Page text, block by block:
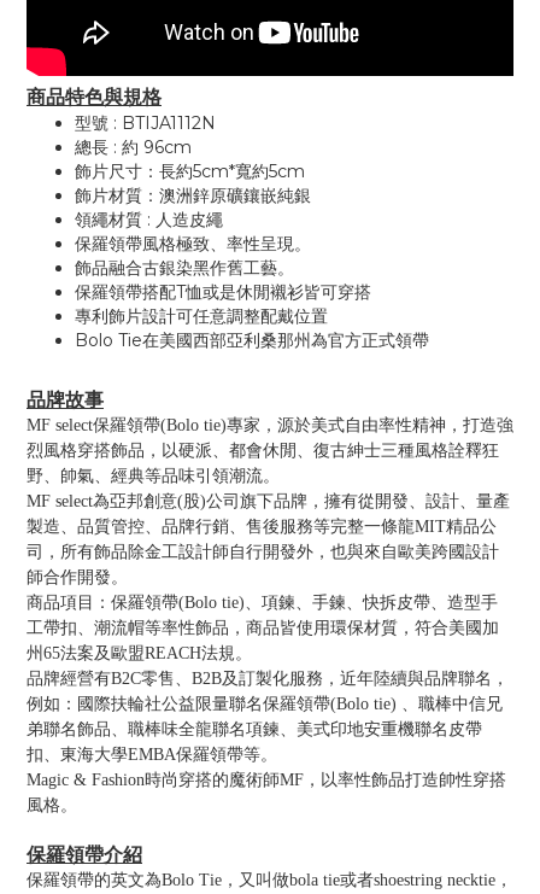
商品特色與規格
型號 : BTIJA1112N
總長 : 約 96cm
飾片尺寸：長約5cm*寬約5cm
飾片材質：澳洲鋅原礦鑲嵌純銀
領繩材質 : 人造皮繩
保羅領帶風格極致、率性呈現。
飾品融合古銀染黑作舊工藝。
保羅領帶搭配T恤或是休閒襯衫皆可穿搭
專利飾片設計可任意調整配戴位置
Bolo Tie在美國西部亞利桑那州為官方正式領帶
品牌故事
MF select保羅領帶(Bolo tie)專家，源於美式自由率性精神，打造強
烈風格穿搭飾品，以硬派、都會休閒、復古紳士三種風格詮釋狂
野、帥氣、經典等品味引領潮流。
MF select為亞邦創意(股)公司旗下品牌，擁有從開發、設計、量產
製造、品質管控、品牌行銷、售後服務等完整一條龍MIT精品公
司，所有飾品除金工設計師自行開發外，也與來自歐美跨國設計
師合作開發。
商品項目：保羅領帶(Bolo tie)、項鍊、手鍊、快拆皮帶、造型手
工帶扣、潮流帽等率性飾品，商品皆使用環保材質，符合美國加
州65法案及歐盟REACH法規。
品牌經營有B2C零售、B2B及訂製化服務，近年陸續與品牌聯名，
例如：國際扶輪社公益限量聯名保羅領帶(Bolo tie) 、職棒中信兄
弟聯名飾品、職棒味全龍聯名項鍊、美式印地安重機聯名皮帶
扣、東海大學EMBA保羅領帶等。
Magic & Fashion時尚穿搭的魔術師MF，以率性飾品打造帥性穿搭
風格。
保羅領帶介紹
保羅領帶的英文為Bolo Tie，又叫做bola tie或者shoestring necktie，